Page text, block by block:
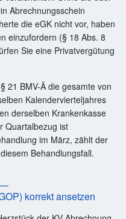
Abrechnungsschein
die eGK nicht vor, haben
einzufordern (§ 18 Abs. 8
Sie eine Privatvergütung
21 BMV-Ä die gesamte von
Kalendervierteljahres
derselben Krankenkasse
Quartalbezug ist
im März, zählt der
Behandlungsfall.
—
korrekt ansetzen